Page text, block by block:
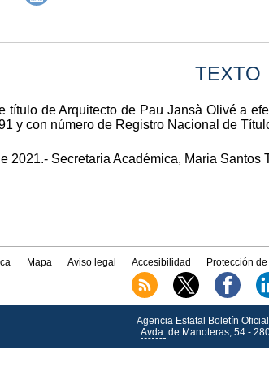
TEXTO
título de Arquitecto de Pau Jansà Olivé a
y con número de Registro Nacional de
2021.- Secretaria Académica, Maria Santos
Mapa Aviso legal Accesibilidad Protección
Agencia Estatal Boletín
Avda.de Manoteras, 54 -